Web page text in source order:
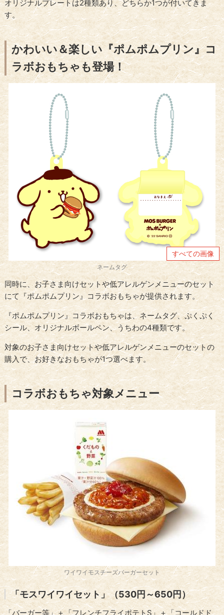
オリジナルプレートは2種類あり、どちらか1つが付いてきま
す。
かわいい＆楽しい『ポムポムプリン』コ
ラボおもちゃも登場！
すべての画像
ネームタグ
同時に、お子さま向けセットや低アレルゲンメニューのセット
にて『ポムポムプリン』コラボおもちゃが提供されます。
『ポムポムプリン』コラボおもちゃは、ネームタグ、ぷくぷく
シール、オリジナルボールペン、うちわの4種類です。
対象のお子さま向けセットや低アレルゲンメニューのセットの
購入で、お好きなおもちゃが1つ選べます。
コラボおもちゃ対象メニュー
ワイワイモスチーズバーガーセット
「モスワイワイセット」（530円～650円）
「バーガー等」＋「フレンチフライポテトS」＋「コールドド